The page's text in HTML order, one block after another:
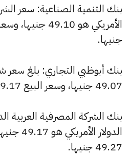
بنك التنمية الصناعية: سعر
جنيها.
بنك أبوظبي التجاري: بلغ سعر
49.07 جنيها، وسعر البيع 49.17 جنيها.
بنك الشركة المصرفية العربية
الدولار
49.27 جنيها.